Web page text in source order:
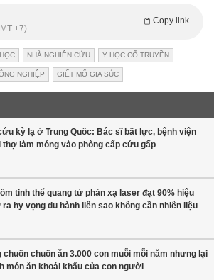
Copy link
+7)
NHÀ NGHIÊN CỨU Y HỌC CỔ TRUYỀN
NGHIỆP GIẾT MỔ GIA SÚC
kỳ lạ ở Trung Quốc: Bác sĩ bất lực, bệnh viện
thợ làm móng vào phòng cấp cứu gấp
tinh thể quang tử phản xạ laser đạt 90% hiệu
hy vọng du hành liên sao không cần nhiên liệu
chuồn chuồn ăn 3.000 con muỗi mỗi năm nhưng lại
món ăn khoái khẩu của con người